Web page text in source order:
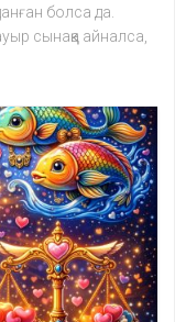
болса да.
сынаққа айналса,